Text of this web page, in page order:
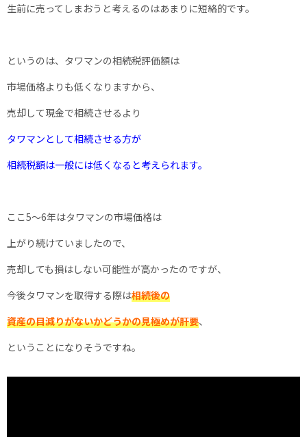
生前に売ってしまおうと考えるのはあまりに短絡的です。
というのは、タワマンの相続税評価額は
市場価格よりも低くなりますから、
売却して現金で相続させるより
タワマンとして相続させる方が
相続税額は一般には低くなると考えられます。
ここ5〜6年はタワマンの市場価格は
上がり続けていましたので、
売却しても損はしない可能性が高かったのですが、
今後タワマンを取得する際は相続後の
資産の目減りがないかどうかの見極めが肝要、
ということになりそうですね。